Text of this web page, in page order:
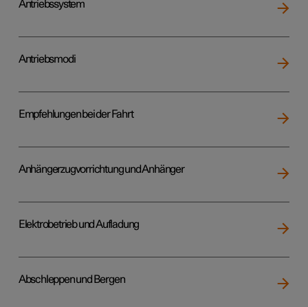
Antriebssystem
Antriebsmodi
Empfehlungen bei der Fahrt
Anhängerzugvorrichtung und Anhänger
Elektrobetrieb und Aufladung
Abschleppen und Bergen